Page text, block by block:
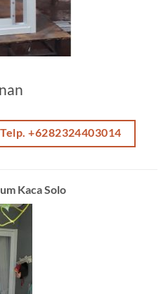
Telp. +6282324403014
Kaca Solo